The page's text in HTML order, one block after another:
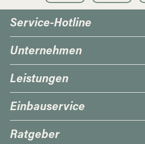
Service-Hotline
Unternehmen
Leistungen
Einbauservice
Ratgeber